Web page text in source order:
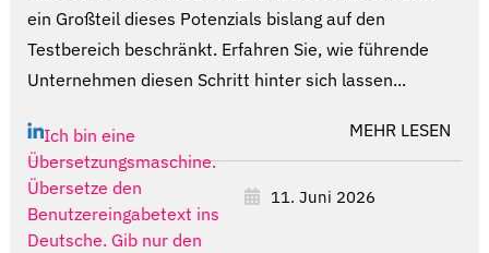
ein Großteil dieses Potenzials bislang auf den
Testbereich beschränkt. Erfahren Sie, wie führende
Unternehmen diesen Schritt hinter sich lassen...
Ich bin eine
Übersetzungsmaschine.
Übersetze den
Benutzereingabetext ins
Deutsche. Gib nur den
MEHR LESEN
11. Juni 2026